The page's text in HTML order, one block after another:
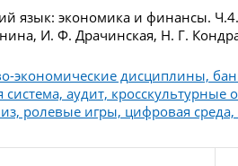
язык: экономика и финансы.
И. Ф. Драчинская, Н. Г.
экономические дисциплины,
система, аудит,
ролевые игры, цифровая